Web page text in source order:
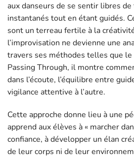
aux danseurs de se sentir libres
instantanés tout en étant guidés.
sont un terreau fertile à la
l’improvisation ne devienne une
travers ses méthodes telles que
Passing Through, il montre
dans l’écoute, l’équilibre entre
vigilance attentive à l’autre.
Cette approche donne lieu à une
apprend aux élèves à « marcher
confiance, à développer un élan
de leur corps ni de leur